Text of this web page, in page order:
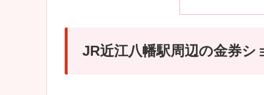
JR近江八幡駅周辺の金券シ